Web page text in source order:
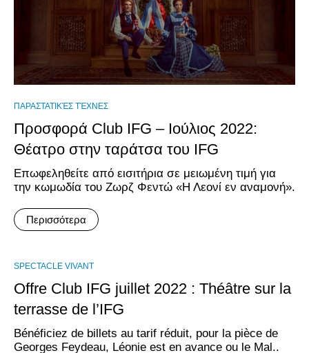
ΠΑΡΑΣΤΑΤΙΚΈΣ ΤΈΧΝΕΣ
Προσφορά Club IFG – Ιούλιος 2022:
Θέατρο στην ταράτσα του IFG
Επωφεληθείτε από εισιτήρια σε μειωμένη τιμή για
την κωμωδία του Ζωρζ Φεντώ «Η Λεονί εν αναμονή».
Περισσότερα
SPECTACLE VIVANT
Offre Club IFG juillet 2022 : Théâtre sur la
terrasse de l’IFG
Bénéficiez de billets au tarif réduit, pour la pièce de
Georges Feydeau, Léonie est en avance ou le Mal..